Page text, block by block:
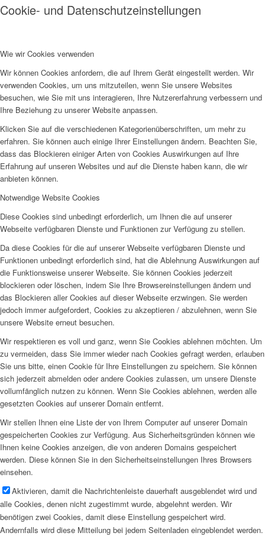
Cookie- und Datenschutzeinstellungen
Wie wir Cookies verwenden
Wir können Cookies anfordern, die auf Ihrem Gerät eingestellt werden. Wir
verwenden Cookies, um uns mitzuteilen, wenn Sie unsere Websites
besuchen, wie Sie mit uns interagieren, Ihre Nutzererfahrung verbessern und
Ihre Beziehung zu unserer Website anpassen.
Klicken Sie auf die verschiedenen Kategorienüberschriften, um mehr zu
erfahren. Sie können auch einige Ihrer Einstellungen ändern. Beachten Sie,
dass das Blockieren einiger Arten von Cookies Auswirkungen auf Ihre
Erfahrung auf unseren Websites und auf die Dienste haben kann, die wir
anbieten können.
Notwendige Website Cookies
Diese Cookies sind unbedingt erforderlich, um Ihnen die auf unserer
Webseite verfügbaren Dienste und Funktionen zur Verfügung zu stellen.
Da diese Cookies für die auf unserer Webseite verfügbaren Dienste und
Funktionen unbedingt erforderlich sind, hat die Ablehnung Auswirkungen auf
die Funktionsweise unserer Webseite. Sie können Cookies jederzeit
blockieren oder löschen, indem Sie Ihre Browsereinstellungen ändern und
das Blockieren aller Cookies auf dieser Webseite erzwingen. Sie werden
jedoch immer aufgefordert, Cookies zu akzeptieren / abzulehnen, wenn Sie
unsere Website erneut besuchen.
Wir respektieren es voll und ganz, wenn Sie Cookies ablehnen möchten. Um
zu vermeiden, dass Sie immer wieder nach Cookies gefragt werden, erlauben
Sie uns bitte, einen Cookie für Ihre Einstellungen zu speichern. Sie können
sich jederzeit abmelden oder andere Cookies zulassen, um unsere Dienste
vollumfänglich nutzen zu können. Wenn Sie Cookies ablehnen, werden alle
gesetzten Cookies auf unserer Domain entfernt.
Wir stellen Ihnen eine Liste der von Ihrem Computer auf unserer Domain
gespeicherten Cookies zur Verfügung. Aus Sicherheitsgründen können wie
Ihnen keine Cookies anzeigen, die von anderen Domains gespeichert
werden. Diese können Sie in den Sicherheitseinstellungen Ihres Browsers
einsehen.
Aktivieren, damit die Nachrichtenleiste dauerhaft ausgeblendet wird und
alle Cookies, denen nicht zugestimmt wurde, abgelehnt werden. Wir
benötigen zwei Cookies, damit diese Einstellung gespeichert wird.
Andernfalls wird diese Mitteilung bei jedem Seitenladen eingeblendet werden.